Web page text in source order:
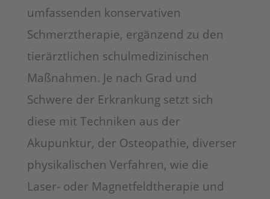
umfassenden konservativen
Schmerztherapie, ergänzend zu den
tierärztlichen schulmedizinischen
Maßnahmen. Je nach Grad und
Schwere der Erkrankung setzt sich
diese mit Techniken aus der
Akupunktur, der Osteopathie, diverser
physikalischen Verfahren, wie die
Laser- oder Magnetfeldtherapie und